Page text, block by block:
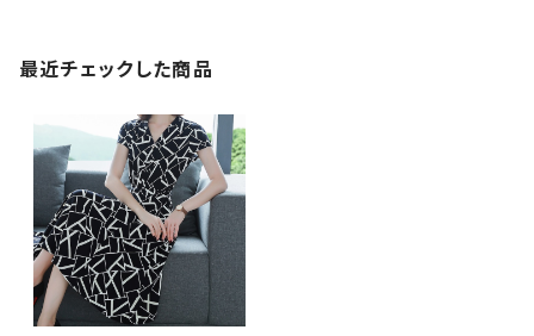
最近チェックした商品